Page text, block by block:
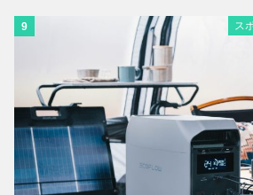
9 ス